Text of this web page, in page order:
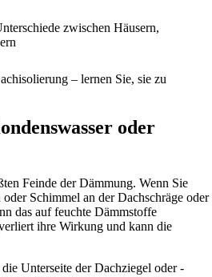
zwischen Häusern,
– lernen Sie, sie zu
oder
Feinde der Dämmung. Wenn Sie
Schimmel an der Dachschräge oder
das auf feuchte Dämmstoffe
ihre Wirkung und kann die
Unterseite der Dachziegel oder -